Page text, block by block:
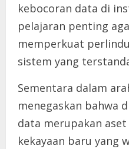
kebocoran data di
pelajaran penting
memperkuat
sistem yang
Sementara dalam
menegaskan bahwa
data merupakan
kekayaan baru yang